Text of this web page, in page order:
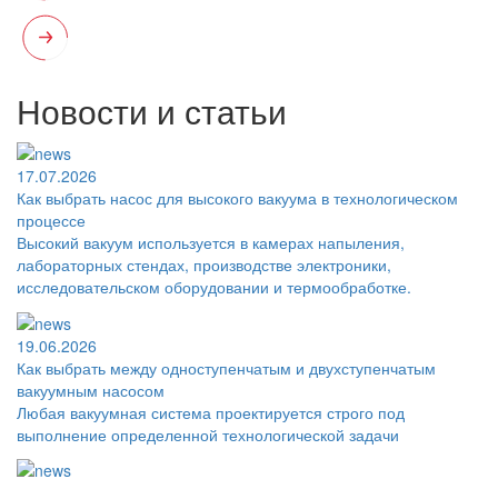
Новости и статьи
17.07.2026
Как выбрать насос для высокого вакуума в технологическом
процессе
Высокий вакуум используется в камерах напыления,
лабораторных стендах, производстве электроники,
исследовательском оборудовании и термообработке.
19.06.2026
Как выбрать между одноступенчатым и двухступенчатым
вакуумным насосом
Любая вакуумная система проектируется строго под
выполнение определенной технологической задачи